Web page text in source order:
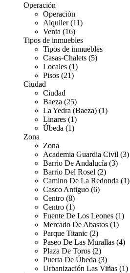
Operación
Operación
Alquiler (11)
Venta (16)
Tipos de inmuebles
Tipos de inmuebles
Casas-Chalets (5)
Locales (1)
Pisos (21)
Ciudad
Ciudad
Baeza (25)
La Yedra (Baeza) (1)
Linares (1)
Úbeda (1)
Zona
Zona
Academia Guardia Civil (3)
Barrio De Andalucía (3)
Barrio Del Rosel (2)
Camino De La Redonda (1)
Casco Antiguo (6)
Centro (8)
Centro (1)
Fuente De Los Leones (1)
Mercado De Abastos (1)
Parque Titanic (2)
Paseo De Las Murallas (4)
Plaza De Toros (2)
Puerta De Úbeda (3)
Urbanización Las Viñas (1)